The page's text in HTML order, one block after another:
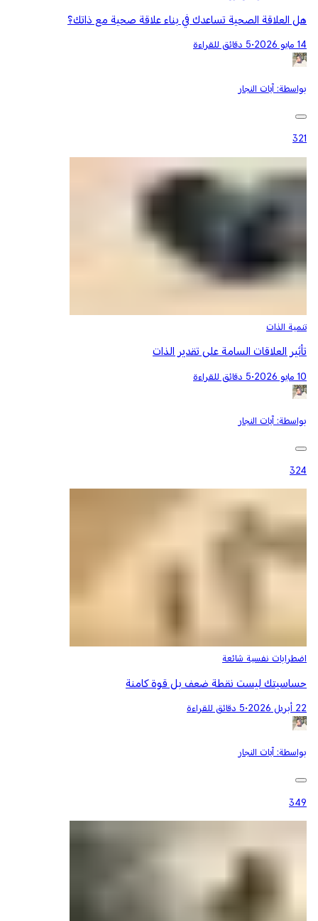
هل العلاقة الصحية تساعدك في بناء علاقة صحية مع ذاتك؟
14 مايو 2026 •5 دقائق للقراءة
بواسطة: آيات النجار
321
تنمية الذات
تأثير العلاقات السامة على تقدير الذات
10 مايو 2026 •5 دقائق للقراءة
بواسطة: آيات النجار
324
اضطرابات نفسية شائعة
حساسيتك ليست نقطة ضعف بل قوة كامنة
22 أبريل 2026 •5 دقائق للقراءة
بواسطة: آيات النجار
349